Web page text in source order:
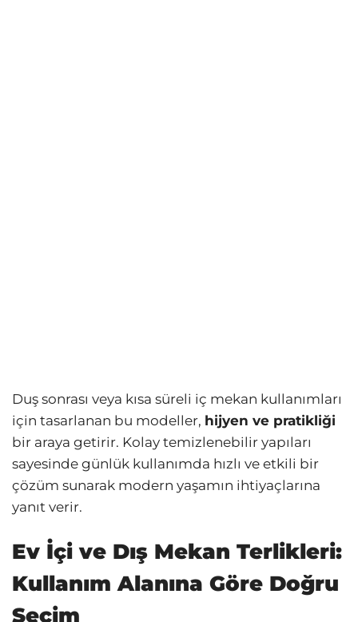
Duş sonrası veya kısa süreli iç mekan kullanımları
için tasarlanan bu modeller, hijyen ve pratikliği
bir araya getirir. Kolay temizlenebilir yapıları
sayesinde günlük kullanımda hızlı ve etkili bir
çözüm sunarak modern yaşamın ihtiyaçlarına
yanıt verir.
Ev İçi ve Dış Mekan Terlikleri:
Kullanım Alanına Göre Doğru
Seçim